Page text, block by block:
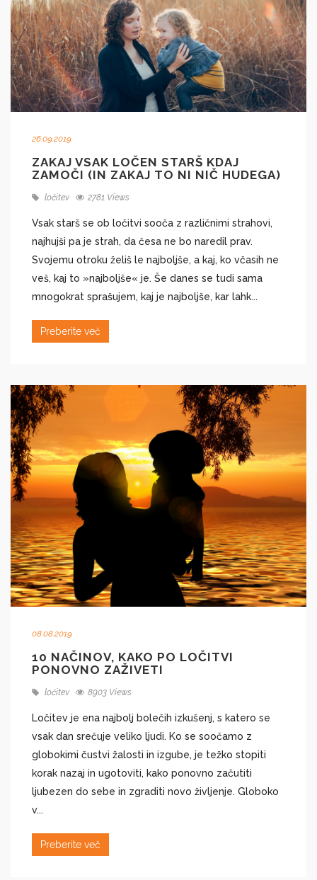
26.09.2019
ZAKAJ VSAK LOČEN STARŠ KDAJ
ZAMOČI (IN ZAKAJ TO NI NIČ HUDEGA)
ločitev 2781 Views
Vsak starš se ob ločitvi sooča z različnimi strahovi,
najhujši pa je strah, da česa ne bo naredil prav.
Svojemu otroku želiš le najboljše, a kaj, ko včasih ne
veš, kaj to »najboljše« je. Še danes se tudi sama
mnogokrat sprašujem, kaj je najboljše, kar lahk...
Preberite več
08.08.2019
10 NAČINOV, KAKO PO LOČITVI
PONOVNO ZAŽIVETI
ločitev 8903 Views
​Ločitev je ena najbolj bolečih izkušenj, s katero se
vsak dan srečuje veliko ljudi. Ko se soočamo z
globokimi čustvi žalosti in izgube, je težko stopiti
korak nazaj in ugotoviti, kako ponovno začutiti
ljubezen do sebe in zgraditi novo življenje. Globoko
v...
Preberite več